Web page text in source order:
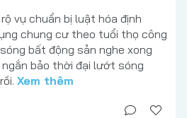
vụ chuẩn bị luật hóa định
chung cư theo tuổi thọ công
bất động sản nghe xong
bảo thời đại lướt sóng
Xem thêm